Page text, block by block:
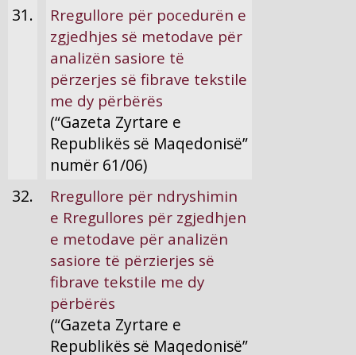
31.
Rregullore për pocedurën e
zgjedhjes së metodave për
analizën sasiore të
përzerjes së fibrave tekstile
me dy përbërës
(“Gazeta Zyrtare e
Republikës së Maqedonisë”
numër 61/06)
32.
Rregullore për ndryshimin
e Rregullores për zgjedhjen
e metodave për analizën
sasiore të përzierjes së
fibrave tekstile me dy
përbërës
(“Gazeta Zyrtare e
Republikës së Maqedonisë”